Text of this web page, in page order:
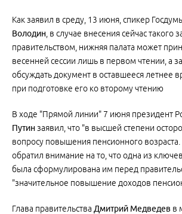
Как заявил в среду, 13 июня, спикер
Володин , в случае внесения сейчас такого
правительством, нижняя палата может
весенней сессии лишь в первом чтении, а
обсуждать документ в оставшееся летнее
при подготовке его ко второму чтению
В ходе "Прямой линии" 7 июня президент
Путин заявил, что "в высшей степени
вопросу повышения пенсионного
обратил внимание на то, что одна из
была сформулирована им перед
"значительное повышение доходов
Глава правительства Дмитрий Медведев в